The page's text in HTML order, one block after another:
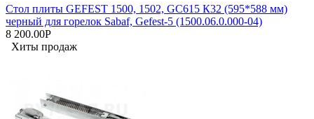
Стол плиты GEFEST 1500, 1502, GC615 К32 (595*588 мм)
черный для горелок Sabaf, Gefest-5 (1500.06.0.000-04)
8 200.00Р
Хиты продаж